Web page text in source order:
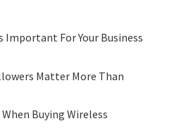
For Your Business
Matter More Than
Buying Wireless